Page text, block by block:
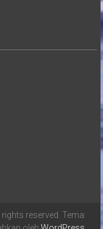
rights reserved. Tema: